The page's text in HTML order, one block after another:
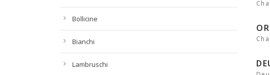
Bollicine
Bianchi
Lambruschi